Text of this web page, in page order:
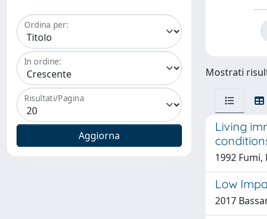
Ordina per:
In ordine:
Risultati/Pagina
Mostrati
Living
1992
Low
2017